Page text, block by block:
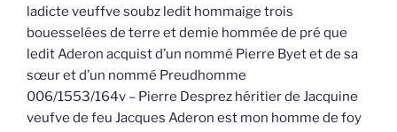
ladicte veuffve soubz ledit hommaige trois
bouesselées de terre et demie hommée de pré que
ledit Aderon acquist d’un nommé Pierre Byet et de sa
sœur et d’un nommé Preudhomme
006/1553/164v – Pierre Desprez héritier de Jacquine
veufve de feu Jacques Aderon est mon homme de foy